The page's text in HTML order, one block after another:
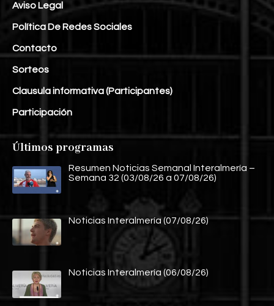
Aviso Legal
Política De Redes Sociales
Contacto
Sorteos
Clausula informativa (Participantes)
Participación
Últimos programas
Resumen Noticias Semanal Interalmería –
Semana 32 (03/08/26 a 07/08/26)
Noticias Interalmería (07/08/26)
Noticias Interalmería (06/08/26)